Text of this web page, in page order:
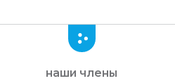
наши члены